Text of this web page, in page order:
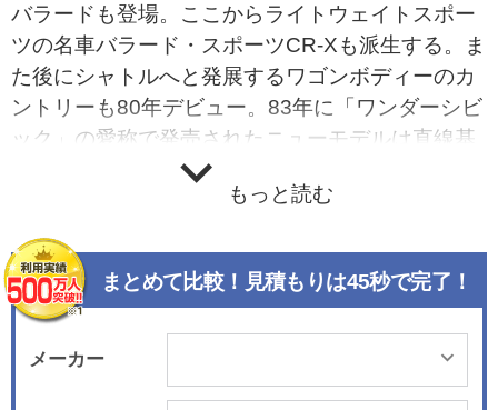
バラードも登場。ここからライトウェイトスポー
ツの名車バラード・スポーツCR-Xも派生する。ま
た後にシャトルへと発展するワゴンボディーのカ
ントリーも80年デビュー。83年に「ワンダーシビ
ック」の愛称で発売されたニューモデルは直線基
調のデザインで大人気となった。現行型のシビッ
クは2000年9月に発売後、このモデルより基本の
のシビックは、現在ではシビック・フェリオとい
う独立したシリーズとなっている。
もっと読む
まとめて比較！見積もりは45秒で完了！
メーカー